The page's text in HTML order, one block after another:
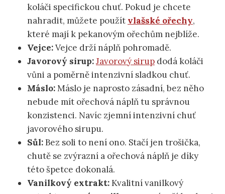
koláči specifickou chuť. Pokud je chcete
nahradit, můžete použít vlašské ořechy,
které mají k pekanovým ořechům nejblíže.
Vejce:Vejce drží náplň pohromadě.
Javorový sirup:Javorový sirup dodá koláči
vůni a poměrně intenzivní sladkou chuť.
Máslo:Máslo je naprosto zásadní, bez něho
nebude mít ořechová náplň tu správnou
konzistenci. Navíc zjemní intenzivní chuť
javorového sirupu.
Sůl:Bez soli to není ono. Stačí jen trošička,
chutě se zvýrazní a ořechová náplň je díky
této špetce dokonalá.
Vanilkový extrakt:Kvalitní vanilkový